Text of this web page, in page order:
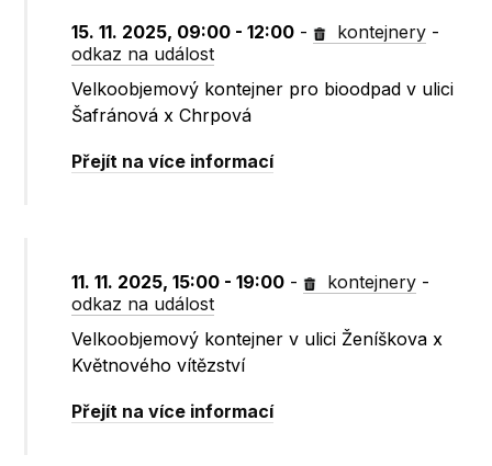
15. 11. 2025, 09:00 - 12:00 - kontejnery -
odkaz na událost
Velkoobjemový kontejner pro bioodpad v ulici
Šafránová x Chrpová
Přejít na více informací
11. 11. 2025, 15:00 - 19:00 - kontejnery -
odkaz na událost
Velkoobjemový kontejner v ulici Ženíškova x
Květnového vítězství
Přejít na více informací